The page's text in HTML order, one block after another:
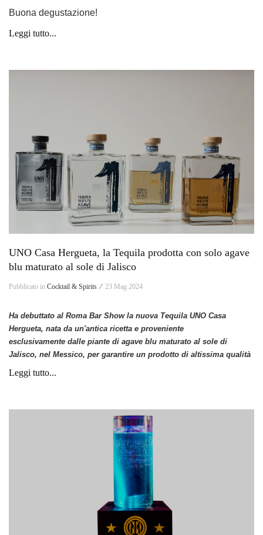
Buona degustazione!
Leggi tutto...
UNO Casa Hergueta, la Tequila prodotta con solo agave
blu maturato al sole di Jalisco
Pubblicato in Cocktail & Spirits ⁄ 23 Mag 2024
Ha debuttato al Roma Bar Show la nuova Tequila UNO Casa
Hergueta, nata da un'antica ricetta e proveniente
esclusivamente dalle piante di agave blu maturato al sole di
Jalisco, nel Messico, per garantire un prodotto di altissima qualità
Leggi tutto...